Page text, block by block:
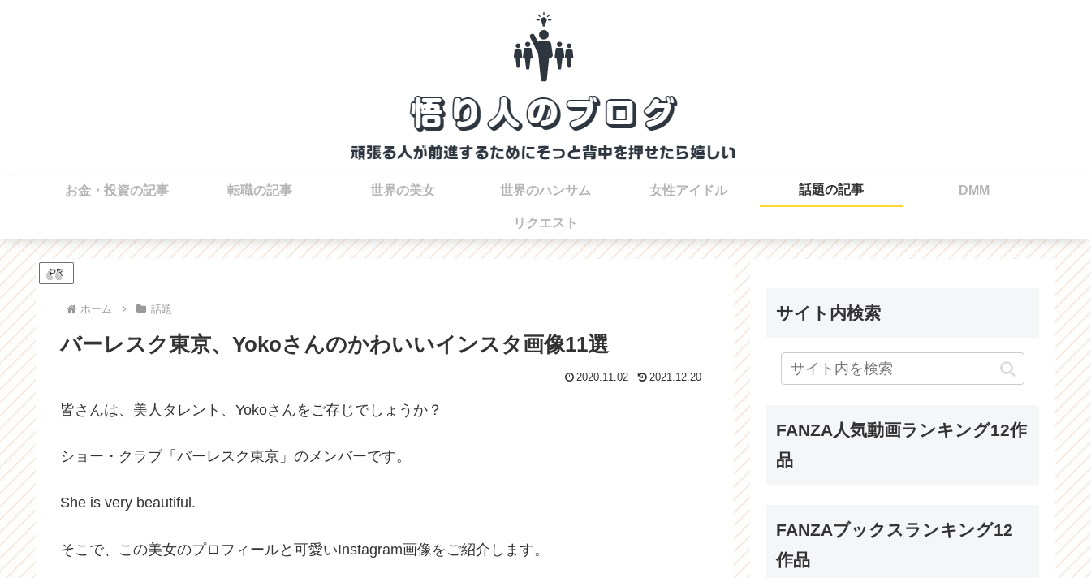
お金・投資の記事 転職の記事 世界の美女 世界のハンサム 女性アイドル 話題の記事 DMM
リクエスト
PR
ホーム 話題
バーレスク東京、Yokoさんのかわいいインスタ画像11選
2020.11.02 2021.12.20
皆さんは、美人タレント、Yokoさんをご存じでしょうか？
ショー・クラブ「バーレスク東京」のメンバーです。
She is very beautiful.
そこで、この美女のプロフィールと可愛いInstagram画像をご紹介します。
サイト内検索
FANZA人気動画ランキング12作
品
FANZAブックスランキング12
作品